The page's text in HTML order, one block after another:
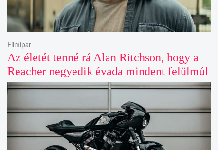
Az életét tenné rá Alan Ritchson, hogy a
Reacher negyedik évada mindent felülmúl
Filmipar